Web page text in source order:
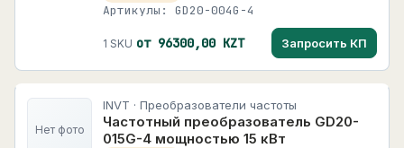
Артикулы: GD20-004G-4
1 SKU от 96300,00 KZT Запросить КП
Нет фото
INVT · Преобразователи частоты
Частотный преобразователь GD20-
015G-4 мощностью 15 кВт